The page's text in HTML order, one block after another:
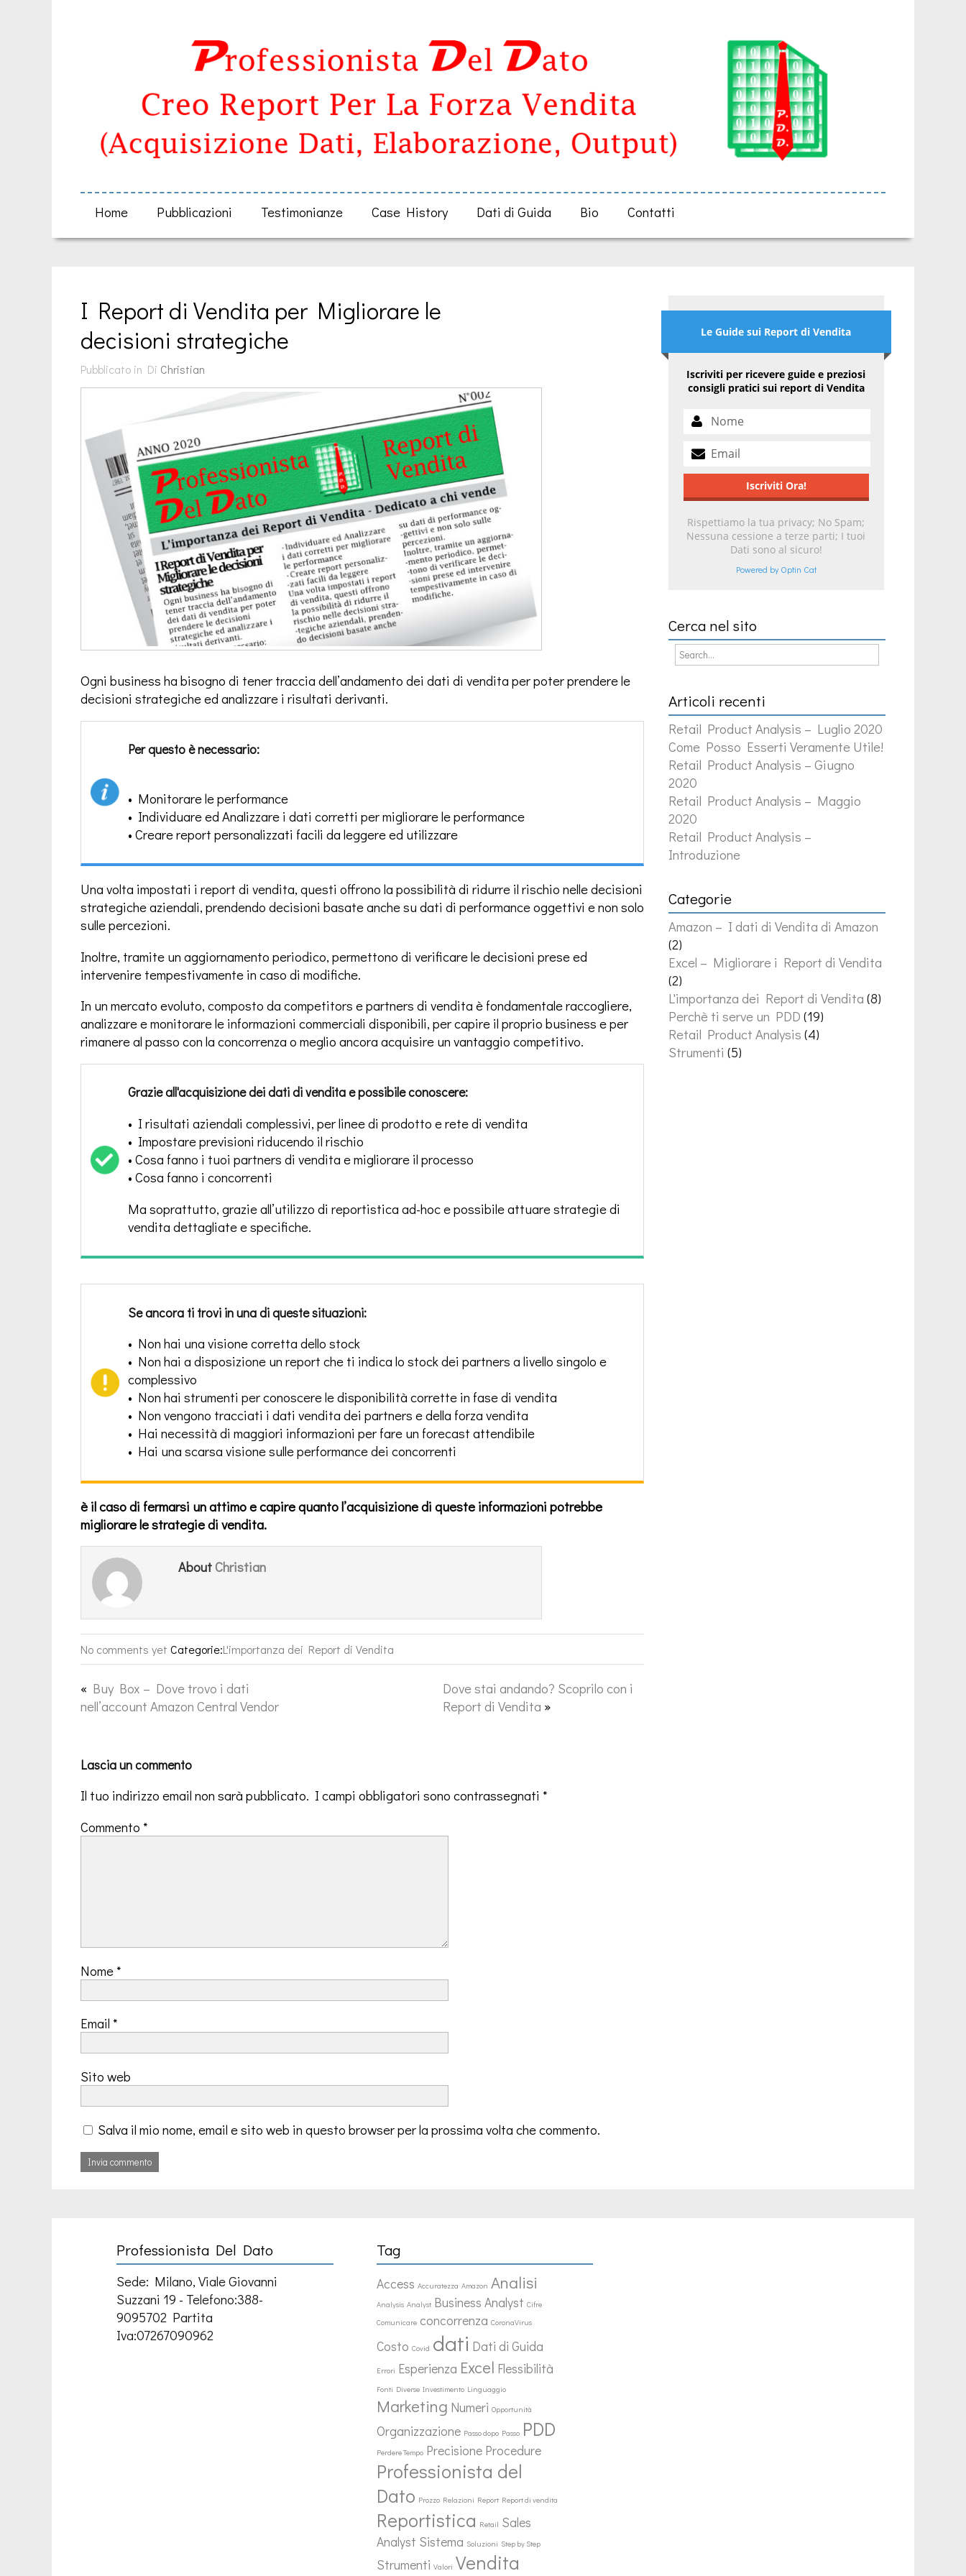
Home Pubblicazioni Testimonianze Case History Dati di Guida Bio Contatti
I Report di Vendita per Migliorare le
decisioni strategiche
Pubblicato in Di Christian
Ogni business ha bisogno di tener traccia dell’andamento dei dati di vendita per poter prendere le
decisioni strategiche ed analizzare i risultati derivanti.
Per questo è necessario:
• Monitorare le performance
• Individuare ed Analizzare i dati corretti per migliorare le performance
• Creare report personalizzati facili da leggere ed utilizzare
Una volta impostati i report di vendita, questi offrono la possibilità di ridurre il rischio nelle decisioni
strategiche aziendali, prendendo decisioni basate anche su dati di performance oggettivi e non solo
sulle percezioni.
Inoltre, tramite un aggiornamento periodico, permettono di verificare le decisioni prese ed
intervenire tempestivamente in caso di modifiche.
In un mercato evoluto, composto da competitors e partners di vendita è fondamentale raccogliere,
analizzare e monitorare le informazioni commerciali disponibili, per capire il proprio business e per
rimanere al passo con la concorrenza o meglio ancora acquisire un vantaggio competitivo.
Grazie all'acquisizione dei dati di vendita e possibile conoscere:
• I risultati aziendali complessivi, per linee di prodotto e rete di vendita
• Impostare previsioni riducendo il rischio
• Cosa fanno i tuoi partners di vendita e migliorare il processo
• Cosa fanno i concorrenti
Ma soprattutto, grazie all’utilizzo di reportistica ad-hoc e possibile attuare strategie di
vendita dettagliate e specifiche.
Se ancora ti trovi in una di queste situazioni:
• Non hai una visione corretta dello stock
• Non hai a disposizione un report che ti indica lo stock dei partners a livello singolo e
complessivo
• Non hai strumenti per conoscere le disponibilità corrette in fase di vendita
• Non vengono tracciati i dati vendita dei partners e della forza vendita
• Hai necessità di maggiori informazioni per fare un forecast attendibile
• Hai una scarsa visione sulle performance dei concorrenti
è il caso di fermarsi un attimo e capire quanto l’acquisizione di queste informazioni potrebbe
migliorare le strategie di vendita.
About Christian
No comments yet Categorie:L'importanza dei Report di Vendita
« Buy Box – Dove trovo i dati
nell’account Amazon Central Vendor
Dove stai andando? Scoprilo con i
Report di Vendita »
Lascia un commento
Il tuo indirizzo email non sarà pubblicato. I campi obbligatori sono contrassegnati *
Commento *
Nome *
Email *
Sito web
Salva il mio nome, email e sito web in questo browser per la prossima volta che commento.
Le Guide sui Report di Vendita
Iscriviti per ricevere guide e preziosi
consigli pratici sui report di Vendita
Rispettiamo la tua privacy; No Spam;
Nessuna cessione a terze parti; I tuoi
Dati sono al sicuro!
Powered by Optin Cat
Cerca nel sito
Articoli recenti
Retail Product Analysis – Luglio 2020
Come Posso Esserti Veramente Utile!
Retail Product Analysis – Giugno
2020
Retail Product Analysis – Maggio
2020
Retail Product Analysis –
Introduzione
Categorie
Amazon – I dati di Vendita di Amazon
(2)
Excel – Migliorare i Report di Vendita
(2)
L'importanza dei Report di Vendita (8)
Perchè ti serve un PDD (19)
Retail Product Analysis (4)
Strumenti (5)
Professionista Del Dato
Sede: Milano, Viale Giovanni
Suzzani 19 - Telefono:388-
9095702 Partita
Iva:07267090962
Tag
Access Accuratezza Amazon Analisi
Analysis Analyst Business Analyst Cifre
Comunicare concorrenza CoronaVirus
Costo Covid dati Dati di Guida
Errori Esperienza Excel Flessibilità
Fonti Diverse Investimento Linguaggio
Marketing Numeri Opportunità
Organizzazione Passo dopo Passo PDD
Perdere Tempo Precisione Procedure
Professionista del
Dato Prozzo Relazioni Report Report di vendita
Reportistica Retail Sales
Analyst Sistema Soluzioni Step by Step
Strumenti Valori Vendita